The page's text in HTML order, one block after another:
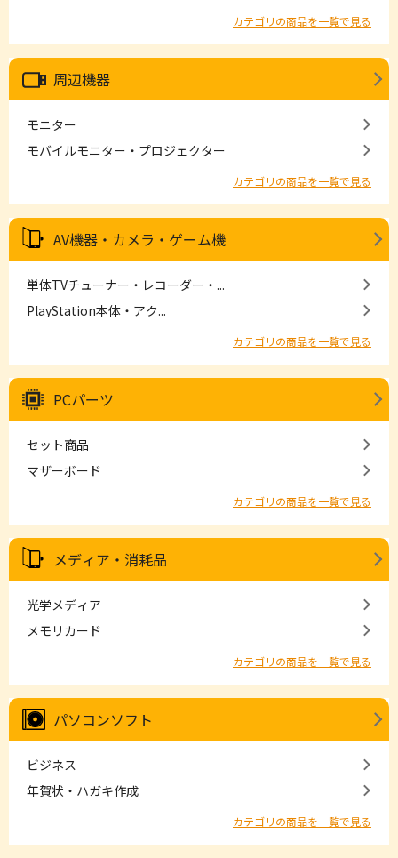
カテゴリの商品を一覧で見る
周辺機器
モニター
モバイルモニター・プロジェクター
カテゴリの商品を一覧で見る
AV機器・カメラ・ゲーム機
単体TVチューナー・レコーダー・...
PlayStation本体・アク...
カテゴリの商品を一覧で見る
PCパーツ
セット商品
マザーボード
カテゴリの商品を一覧で見る
メディア・消耗品
光学メディア
メモリカード
カテゴリの商品を一覧で見る
パソコンソフト
ビジネス
年賀状・ハガキ作成
カテゴリの商品を一覧で見る